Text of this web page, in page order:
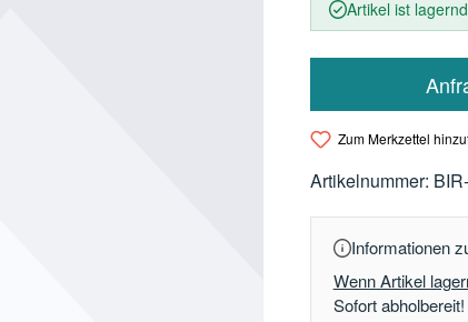
Artikel ist lagernd
Zum Merkzettel
Artikelnummer:
Informationen
Wenn Artikel
Sofort abholbereit!